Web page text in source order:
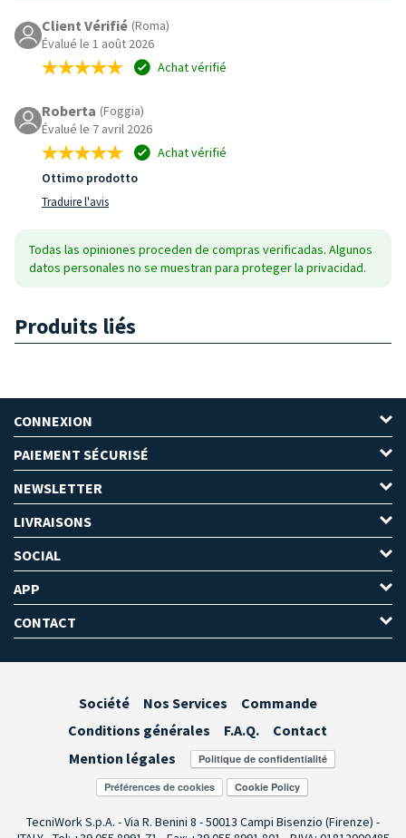
Client Vérifié (Roma)
Évalué le 1 août 2026
Achat vérifié
Roberta (Foggia)
Évalué le 7 avril 2026
Achat vérifié
Ottimo prodotto
Traduire l'avis
Todas las opiniones proceden de compras verificadas. Algunos
datos personales no se muestran para proteger la privacidad.
Produits liés
CONNEXION
PAIEMENT SÉCURISÉ
NEWSLETTER
LIVRAISONS
SOCIAL
APP
CONTACT
Société Nos Services
Commande
Conditions générales
F.A.Q.
Contact
Mention légales
Préférences de cookies
TecniWork S.p.A. - Via R. Benini 8 - 50013 Campi Bisenzio (Firenze) -